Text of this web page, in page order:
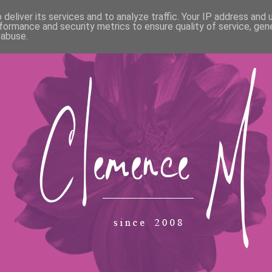
its services and to analyze traffic. Your IP address and
and security metrics to ensure quality of service,